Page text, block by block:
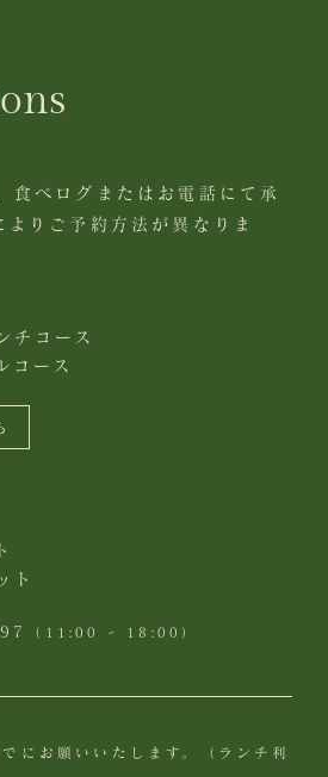
食べログまたはお電話にて承
よりご予約方法が異なりま
チコース
コース
ト
（11:00 ~ 18:00）
にお願いいたします。（ランチ利